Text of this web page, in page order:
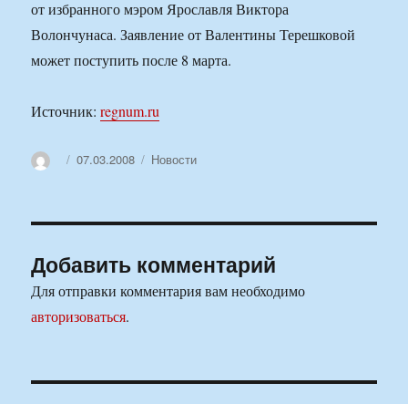
от избранного мэром Ярославля Виктора
Волончунаса. Заявление от Валентины Терешковой
может поступить после 8 марта.
Источник:regnum.ru
АвторОпубликовано
07.03.2008 Рубрики
Новости
Добавить комментарий
Для отправки комментария вам необходимо
авторизоваться.